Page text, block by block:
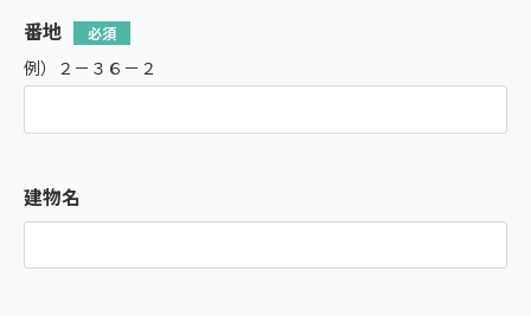
番地
例）２－３６－２
建物名